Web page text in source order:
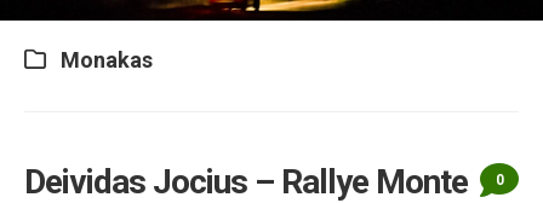
Monakas
Deividas Jocius – Rallye Monte
0